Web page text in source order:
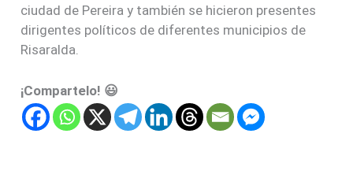
ciudad de Pereira y también se hicieron presentes
dirigentes políticos de diferentes municipios de
Risaralda.
¡Compartelo! 😃